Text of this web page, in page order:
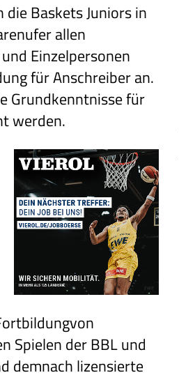
Baskets Juniors in
allen
Einzelpersonen
für Anschreiber an.
Grundkenntnisse für
werden.
Spielen der BBL und
demnach lizensierte